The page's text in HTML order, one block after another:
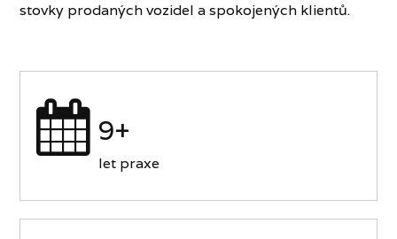
stovky prodaných vozidel a spokojených klientů.
9+
let praxe